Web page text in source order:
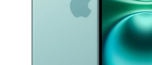
Доставка